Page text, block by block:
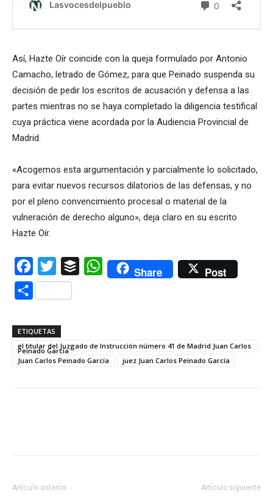
Así, Hazte Oír coincide con la queja formulado por Antonio
Camacho, letrado de Gómez, para que Peinado suspenda su
decisión de pedir los escritos de acusación y defensa a las
partes mientras no se haya completado la diligencia testifical
cuya práctica viene acordada por la Audiencia Provincial de
Madrid.
«Acogemos esta argumentación y parcialmente lo solicitado,
para evitar nuevos recursos dilatorios de las defensas, y no
por el pleno convencimiento procesal o material de la
vulneración de derecho alguno», deja claro en su escrito
Hazte Oír.
Facebook
Twitter Buffer WhatsAppShare Post
Compartir
ETIQUETAS
el titular del Juzgado de Instrucción número 41 de Madrid Juan Carlos
Peinado García
Juan Carlos Peinado García
juez Juan Carlos Peinado García
Artículo anterior Artículo siguiente